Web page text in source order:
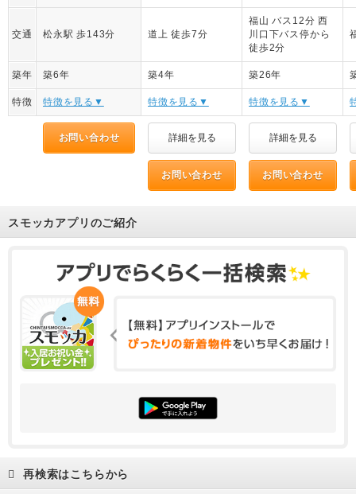
交通 松永駅 歩143分 道上 徒歩7分
福山 バス12分 西
川口下バス停から
徒歩2分
築年 築6年 築4年 築26年
特徴 特徴を見る▼ 特徴を見る▼ 特徴を見る▼
お問い合わせ 詳細を見る 詳細を見る
お問い合わせ お問い合わせ
スモッカアプリのご紹介
再検索はこちらから